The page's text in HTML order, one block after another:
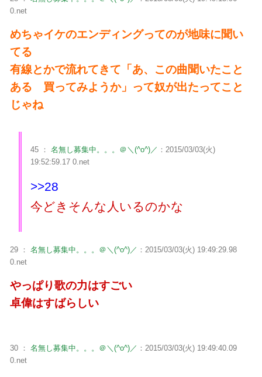
0.net
めちゃイケのエンディングってのが地味に聞い
てる
有線とかで流れてきて「あ、この曲聞いたこと
ある 買ってみようか」って奴が出たってこと
じゃね
45 ： 名無し募集中。。。＠＼(^o^)／ ：2015/03/03(火)
19:52:59.17 0.net
>>28
今どきそんな人いるのかな
29 ： 名無し募集中。。。＠＼(^o^)／ ：2015/03/03(火) 19:49:29.98
0.net
やっぱり歌の力はすごい
卓偉はすばらしい
30 ： 名無し募集中。。。＠＼(^o^)／ ：2015/03/03(火) 19:49:40.09
0.net